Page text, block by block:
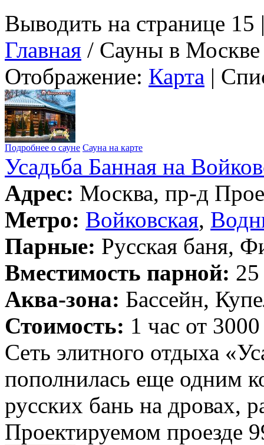
Выводить на странице
Главная / Сауны в Москве
Отображение: Карта |
Подробнее о сауне Сауна на карте
Усадьба Банная на
Адрес: Москва, пр-д
Метро: Войковская,
Парные: Русская баня,
Вместимость парной: 25
Аква-зона: Бассейн,
Стоимость: 1 час от
Сеть элитного отдыха
пополнилась еще одним
русских бань на дровах,
Проектируемом проезде